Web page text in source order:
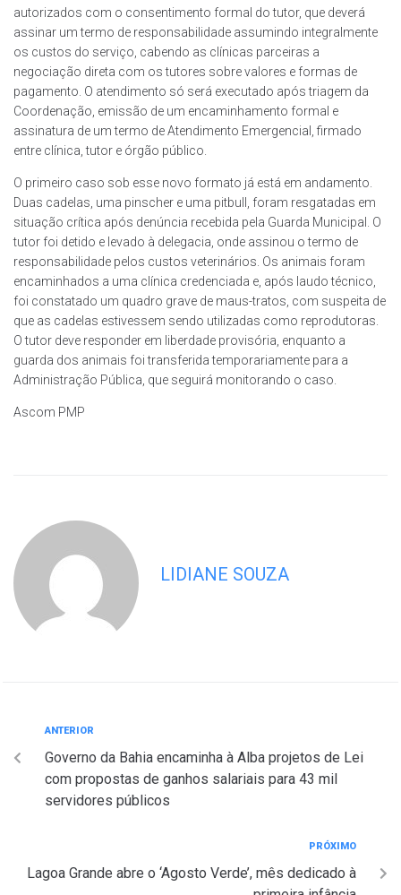
autorizados com o consentimento formal do tutor, que deverá
assinar um termo de responsabilidade assumindo integralmente
os custos do serviço, cabendo as clínicas parceiras a
negociação direta com os tutores sobre valores e formas de
pagamento. O atendimento só será executado após triagem da
Coordenação, emissão de um encaminhamento formal e
assinatura de um termo de Atendimento Emergencial, firmado
entre clínica, tutor e órgão público.
O primeiro caso sob esse novo formato já está em andamento.
Duas cadelas, uma pinscher e uma pitbull, foram resgatadas em
situação crítica após denúncia recebida pela Guarda Municipal. O
tutor foi detido e levado à delegacia, onde assinou o termo de
responsabilidade pelos custos veterinários. Os animais foram
encaminhados a uma clínica credenciada e, após laudo técnico,
foi constatado um quadro grave de maus-tratos, com suspeita de
que as cadelas estivessem sendo utilizadas como reprodutoras.
O tutor deve responder em liberdade provisória, enquanto a
guarda dos animais foi transferida temporariamente para a
Administração Pública, que seguirá monitorando o caso.
Ascom PMP
LIDIANE SOUZA
ANTERIOR
Governo da Bahia encaminha à Alba projetos de Lei
com propostas de ganhos salariais para 43 mil
servidores públicos
PRÓXIMO
Lagoa Grande abre o ‘Agosto Verde’, mês dedicado à